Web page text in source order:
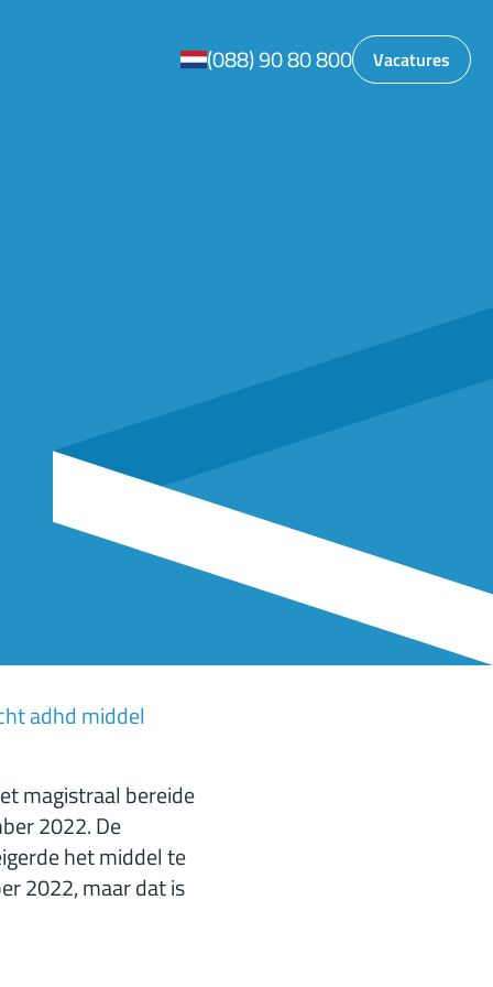
(088) 90 80 800 Vacatures
adhd middel
magistraal bereide
2022. De
het middel te
2022, maar dat is